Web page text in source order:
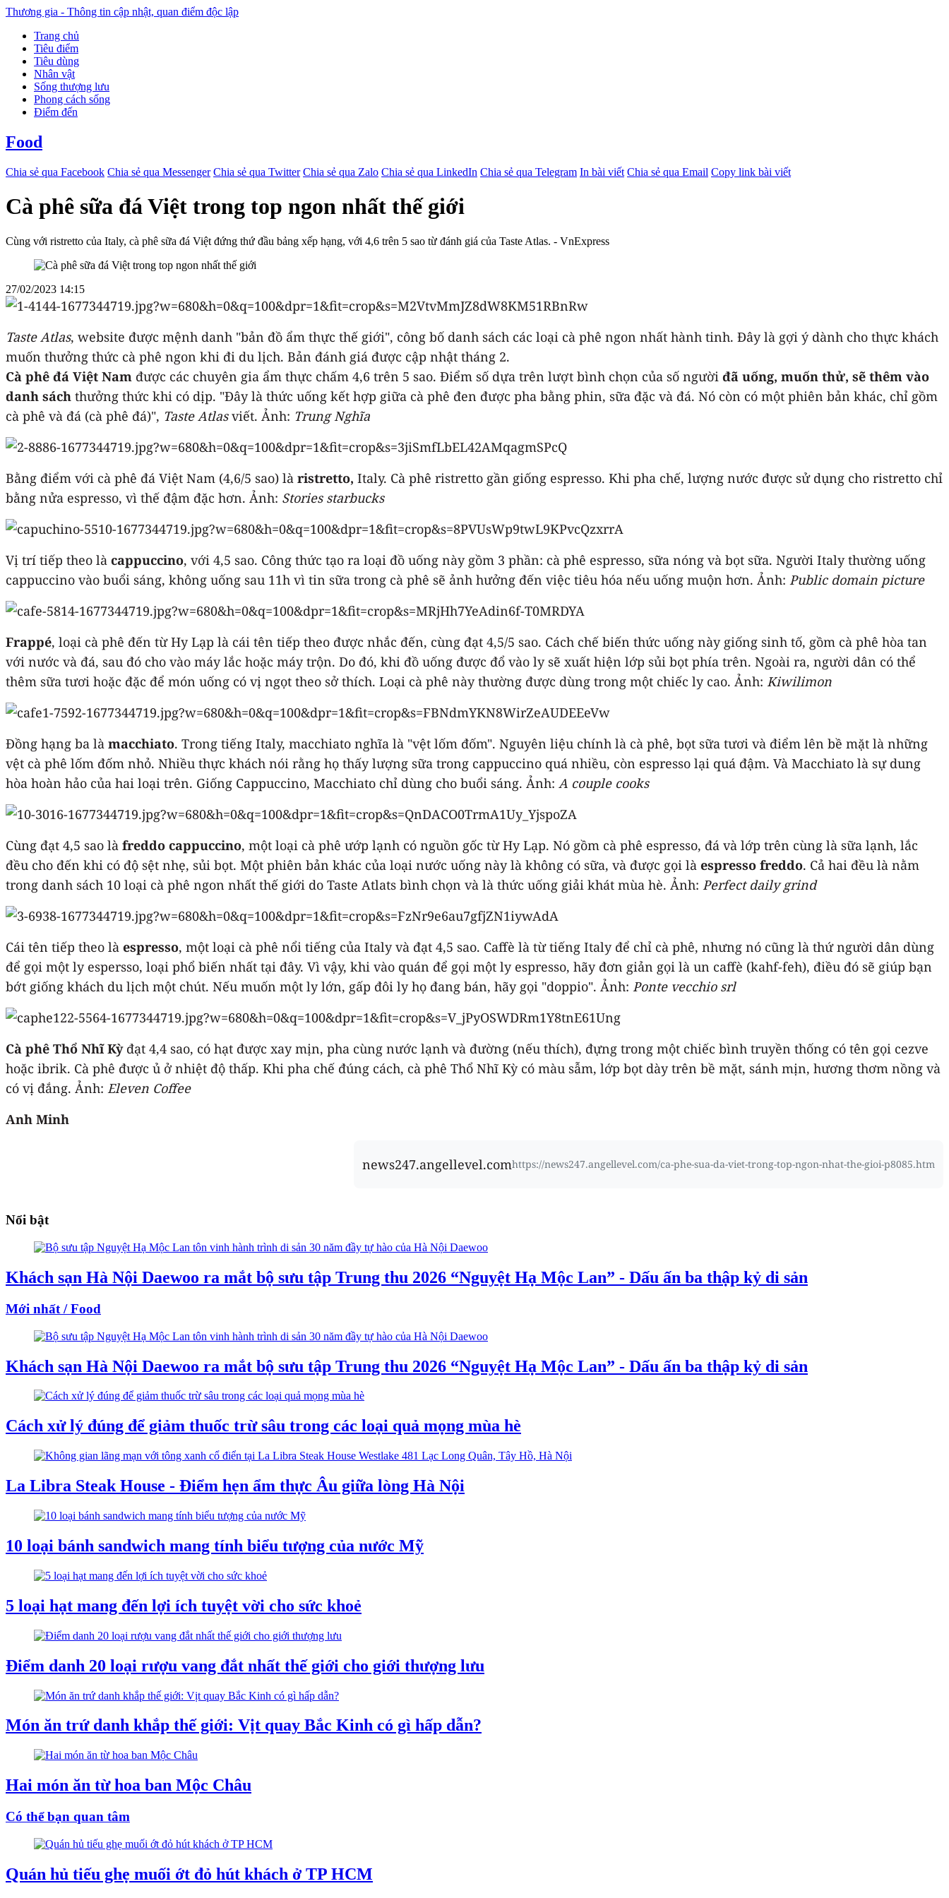
Thương gia - Thông tin cập nhật, quan điểm độc lập
Trang chủ
Tiêu điểm
Tiêu dùng
Nhân vật
Sống thượng lưu
Phong cách sống
Điểm đến
Food
Chia sẻ qua Facebook Chia sẻ qua Messenger Chia sẻ qua Twitter Chia sẻ qua Zalo Chia sẻ qua LinkedIn Chia sẻ qua Telegram In bài viết Chia sẻ qua Email Copy link bài viết
Cà phê sữa đá Việt trong top ngon nhất thế giới
Cùng với ristretto của Italy, cà phê sữa đá Việt đứng thứ đầu bảng xếp hạng, với 4,6 trên 5 sao từ đánh giá của Taste Atlas. - VnExpress
27/02/2023 14:15
Taste Atlas, website được mệnh danh "bản đồ ẩm thực thế giới", công bố danh sách các loại cà phê ngon nhất hành tinh. Đây là gợi ý dành cho thực khách
muốn thưởng thức cà phê ngon khi đi du lịch. Bản đánh giá được cập nhật tháng 2.
Cà phê đá Việt Nam được các chuyên gia ẩm thực chấm 4,6 trên 5 sao. Điểm số dựa trên lượt bình chọn của số người đã uống, muốn thử, sẽ thêm vào
danh sách thưởng thức khi có dịp. "Đây là thức uống kết hợp giữa cà phê đen được pha bằng phin, sữa đặc và đá. Nó còn có một phiên bản khác, chỉ gồm
cà phê và đá (cà phê đá)", Taste Atlasviết. Ảnh: Trung Nghĩa
Bằng điểm với cà phê đá Việt Nam (4,6/5 sao) là ristretto, Italy. Cà phê ristretto gần giống espresso. Khi pha chế, lượng nước được sử dụng cho ristretto chỉ
bằng nửa espresso, vì thế đậm đặc hơn. Ảnh: Stories starbucks
Vị trí tiếp theo là cappuccino, với 4,5 sao. Công thức tạo ra loại đồ uống này gồm 3 phần: cà phê espresso, sữa nóng và bọt sữa. Người Italy thường uống
cappuccino vào buổi sáng, không uống sau 11h vì tin sữa trong cà phê sẽ ảnh hưởng đến việc tiêu hóa nếu uống muộn hơn. Ảnh: Public domain picture
Frappé, loại cà phê đến từ Hy Lạp là cái tên tiếp theo được nhắc đến, cùng đạt 4,5/5 sao. Cách chế biến thức uống này giống sinh tố, gồm cà phê hòa tan
với nước và đá, sau đó cho vào máy lắc hoặc máy trộn. Do đó, khi đồ uống được đổ vào ly sẽ xuất hiện lớp sủi bọt phía trên. Ngoài ra, người dân có thể
thêm sữa tươi hoặc đặc để món uống có vị ngọt theo sở thích. Loại cà phê này thường được dùng trong một chiếc ly cao. Ảnh: Kiwilimon
Đồng hạng ba là macchiato. Trong tiếng Italy, macchiato nghĩa là "vệt lốm đốm". Nguyên liệu chính là cà phê, bọt sữa tươi và điểm lên bề mặt là những
vệt cà phê lốm đốm nhỏ. Nhiều thực khách nói rằng họ thấy lượng sữa trong cappuccino quá nhiều, còn espresso lại quá đậm. Và Macchiato là sự dung
hòa hoàn hảo của hai loại trên. Giống Cappuccino, Macchiato chỉ dùng cho buổi sáng. Ảnh: A couple cooks
Cùng đạt 4,5 sao là freddo cappuccino, một loại cà phê ướp lạnh có nguồn gốc từ Hy Lạp. Nó gồm cà phê espresso, đá và lớp trên cùng là sữa lạnh, lắc
đều cho đến khi có độ sệt nhẹ, sủi bọt. Một phiên bản khác của loại nước uống này là không có sữa, và được gọi là espresso freddo. Cả hai đều là nằm
trong danh sách 10 loại cà phê ngon nhất thế giới do Taste Atlats bình chọn và là thức uống giải khát mùa hè. Ảnh: Perfect daily grind
Cái tên tiếp theo là espresso, một loại cà phê nổi tiếng của Italy và đạt 4,5 sao. Caffè là từ tiếng Italy để chỉ cà phê, nhưng nó cũng là thứ người dân dùng
để gọi một ly espersso, loại phổ biến nhất tại đây. Vì vậy, khi vào quán để gọi một ly espresso, hãy đơn giản gọi là un caffè (kahf-feh), điều đó sẽ giúp bạn
bớt giống khách du lịch một chút. Nếu muốn một ly lớn, gấp đôi ly họ đang bán, hãy gọi "doppio". Ảnh: Ponte vecchio srl
Cà phê Thổ Nhĩ Kỳ đạt 4,4 sao, có hạt được xay mịn, pha cùng nước lạnh và đường (nếu thích), đựng trong một chiếc bình truyền thống có tên gọi cezve
hoặc ibrik. Cà phê được ủ ở nhiệt độ thấp. Khi pha chế đúng cách, cà phê Thổ Nhĩ Kỳ có màu sẫm, lớp bọt dày trên bề mặt, sánh mịn, hương thơm nồng và
có vị đắng. Ảnh: Eleven Coffee
Anh Minh
news247.angellevel.comhttps://news247.angellevel.com/ca-phe-sua-da-viet-trong-top-ngon-nhat-the-gioi-p8085.htm
Nổi bật
Khách sạn Hà Nội Daewoo ra mắt bộ sưu tập Trung thu 2026 “Nguyệt Hạ Mộc Lan” - Dấu ấn ba thập kỷ di sản
Mới nhất / Food
Khách sạn Hà Nội Daewoo ra mắt bộ sưu tập Trung thu 2026 “Nguyệt Hạ Mộc Lan” - Dấu ấn ba thập kỷ di sản
Cách xử lý đúng để giảm thuốc trừ sâu trong các loại quả mọng mùa hè
La Libra Steak House - Điểm hẹn ẩm thực Âu giữa lòng Hà Nội
10 loại bánh sandwich mang tính biểu tượng của nước Mỹ
5 loại hạt mang đến lợi ích tuyệt vời cho sức khoẻ
Điểm danh 20 loại rượu vang đắt nhất thế giới cho giới thượng lưu
Món ăn trứ danh khắp thế giới: Vịt quay Bắc Kinh có gì hấp dẫn?
Hai món ăn từ hoa ban Mộc Châu
Có thể bạn quan tâm
Quán hủ tiếu ghẹ muối ớt đỏ hút khách ở TP HCM